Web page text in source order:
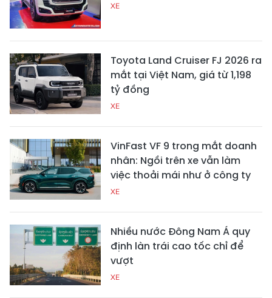
XE
Toyota Land Cruiser FJ 2026 ra
mắt tại Việt Nam, giá từ 1,198
tỷ đồng
XE
VinFast VF 9 trong mắt doanh
nhân: Ngồi trên xe vẫn làm
việc thoải mái như ở công ty
XE
Nhiều nước Đông Nam Á quy
định làn trái cao tốc chỉ để
vượt
XE